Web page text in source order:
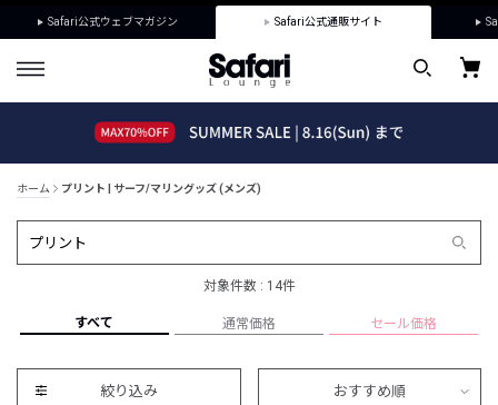
Safari公式ウェブマガジン Safari公式通販サイト
ホーム プリント | サーフ/マリングッズ (メンズ)
対象件数 : 14件
すべて 通常価格 セール価格
絞り込み おすすめ順